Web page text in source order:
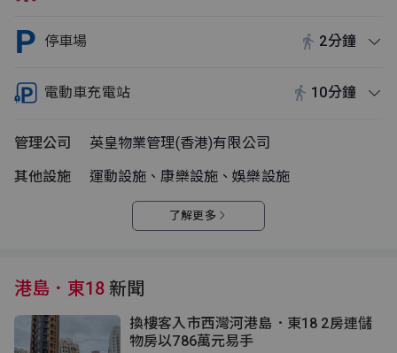
停車場 2分鐘
電動車充電站 10分鐘
管理公司
英皇物業管理(香港)有限公司
其他設施
運動設施、康樂設施、娛樂設施
了解更多
港島．東18 新聞
換樓客入市西灣河港島．東18 2房連儲
物房以786萬元易手